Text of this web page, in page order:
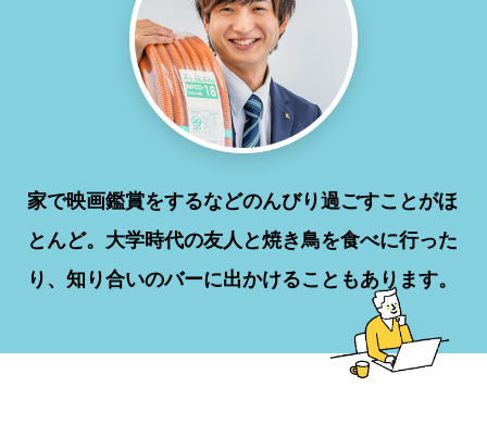
家で映画鑑賞をするなどのんびり過ごすことがほ
とんど。大学時代の友人と焼き鳥を食べに行った
り、知り合いのバーに出かけることもあります。